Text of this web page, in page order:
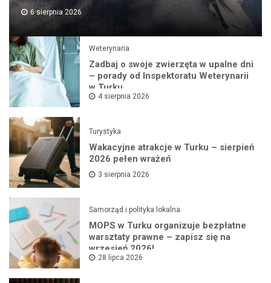
6 sierpnia 2026
Weterynaria
Zadbaj o swoje zwierzęta w upalne dni
– porady od Inspektoratu Weterynarii
w Turku
4 sierpnia 2026
Turystyka
Wakacyjne atrakcje w Turku – sierpień
2026 pełen wrażeń
3 sierpnia 2026
Samorząd i polityka lokalna
MOPS w Turku organizuje bezpłatne
warsztaty prawne – zapisz się na
wrzesień 2026!
28 lipca 2026